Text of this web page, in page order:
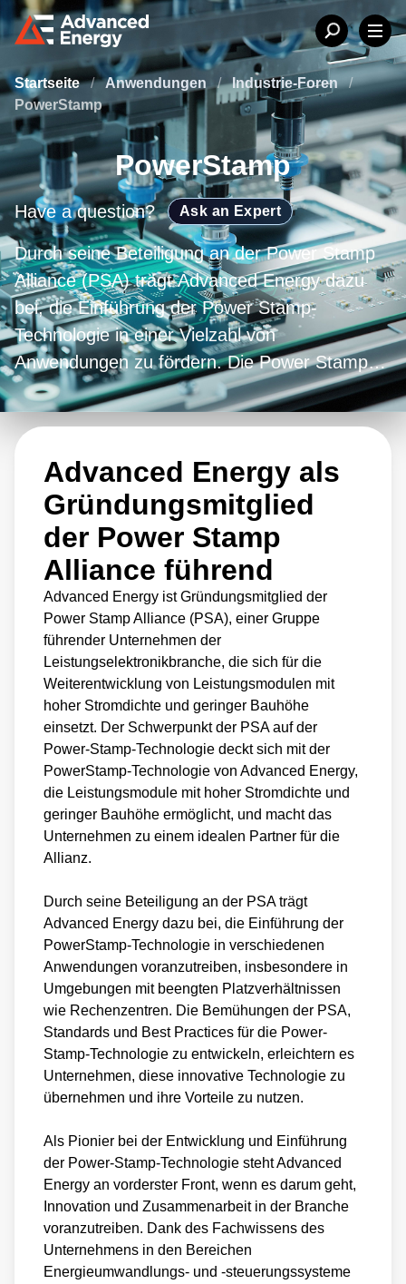
Startseite / Anwendungen / Industrie-Foren /
PowerStamp
PowerStamp
Have a question? Ask an Expert
Durch seine Beteiligung an der Power Stamp
Alliance (PSA) trägt Advanced Energy dazu
bei, die Einführung der Power Stamp-
Technologie in einer Vielzahl von
Anwendungen zu fördern. Die Power Stamp-
Technologie eignet sich ideal für Anwendungen
mit begrenztem Platzangebot, wie z. B.
Rechenzentren, in denen die Nachfrage nach
Stromversorgungen mit hoher Dichte schnell
wächst. Die Bemühungen der PSA, Standards
und Best Practices für die Power Stamp-
Technologie zu entwickeln, tragen dazu bei,
dass Unternehmen diese Technologie leichter
übernehmen und ihre Vorteile nutzen können.
Als Gründungsmitglied der PSA steht
Advanced Energy an vorderster Front bei der
Entwicklung und Einführung der Power Stamp-
Technologie. Das Fachwissen des
Unternehmens in den Bereichen
Energieumwandlung und Steuerungssysteme
sowie sein Engagement für Innovation und
Zusammenarbeit machen es zu einem idealen
Zusammenarbeit mit der PSA und anderen
Industriegruppen trägt Advanced Energy dazu
bei, die Zukunft der Leistungselektronik zu
gestalten und Innovationen in der Branche
voranzutreiben.
Power Stamp Alliance
Advanced Energy als
Gründungsmitglied
der Power Stamp
Alliance führend
Advanced Energy ist Gründungsmitglied der
Power Stamp Alliance (PSA), einer Gruppe
führender Unternehmen der
Leistungselektronikbranche, die sich für die
Weiterentwicklung von Leistungsmodulen mit
hoher Stromdichte und geringer Bauhöhe
einsetzt. Der Schwerpunkt der PSA auf der
Power-Stamp-Technologie deckt sich mit der
PowerStamp-Technologie von Advanced Energy,
die Leistungsmodule mit hoher Stromdichte und
geringer Bauhöhe ermöglicht, und macht das
Unternehmen zu einem idealen Partner für die
Allianz.
Durch seine Beteiligung an der PSA trägt
Advanced Energy dazu bei, die Einführung der
PowerStamp-Technologie in verschiedenen
Anwendungen voranzutreiben, insbesondere in
Umgebungen mit beengten Platzverhältnissen
wie Rechenzentren. Die Bemühungen der PSA,
Standards und Best Practices für die Power-
Stamp-Technologie zu entwickeln, erleichtern es
Unternehmen, diese innovative Technologie zu
übernehmen und ihre Vorteile zu nutzen.
Als Pionier bei der Entwicklung und Einführung
der Power-Stamp-Technologie steht Advanced
Energy an vorderster Front, wenn es darum geht,
Innovation und Zusammenarbeit in der Branche
voranzutreiben. Dank des Fachwissens des
Unternehmens in den Bereichen
Energieumwandlungs- und -steuerungssysteme